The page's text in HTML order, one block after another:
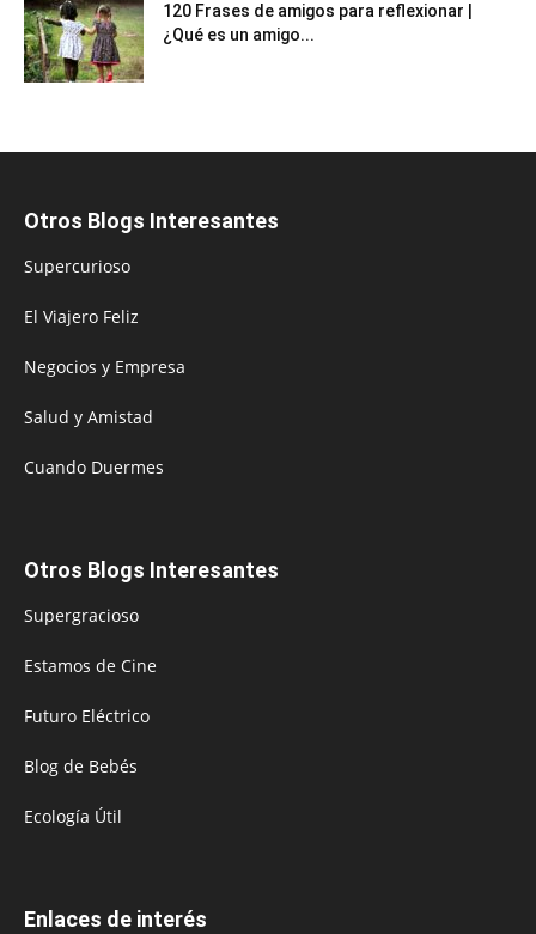
120 Frases de amigos para reflexionar |
¿Qué es un amigo...
Otros Blogs Interesantes
Supercurioso
El Viajero Feliz
Negocios y Empresa
Salud y Amistad
Cuando Duermes
Otros Blogs Interesantes
Supergracioso
Estamos de Cine
Futuro Eléctrico
Blog de Bebés
Ecología Útil
Enlaces de interés